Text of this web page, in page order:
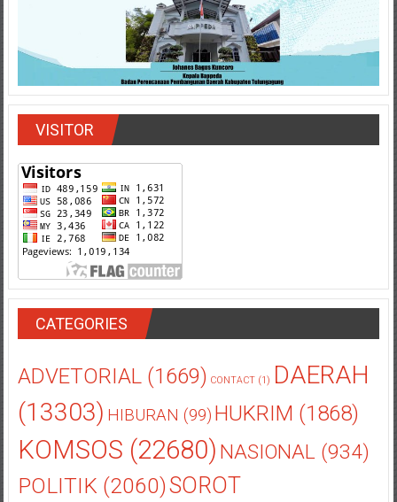
VISITOR
CATEGORIES
ADVETORIAL(1669) CONTACT(1) DAERAH
(13303) HIBURAN (99) HUKRIM (1868)
KOMSOS (22680) NASIONAL(934)
POLITIK(2060)SOROT